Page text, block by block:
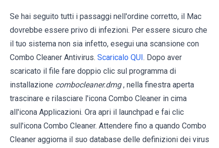
Se hai seguito tutti i passaggi nell'ordine corretto, il Mac
dovrebbe essere privo di infezioni. Per essere sicuro che
il tuo sistema non sia infetto, esegui una scansione con
Combo Cleaner Antivirus. Scaricalo QUI. Dopo aver
scaricato il file fare doppio clic sul programma di
installazione combocleaner.dmg , nella finestra aperta
trascinare e rilasciare l'icona Combo Cleaner in cima
all'icona Applicazioni. Ora apri il launchpad e fai clic
sull'icona Combo Cleaner. Attendere fino a quando Combo
Cleaner aggiorna il suo database delle definizioni dei virus